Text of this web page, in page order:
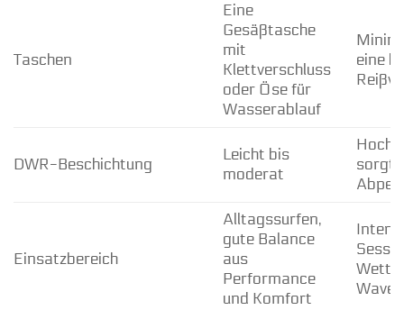
Taschen
Eine
Gesäßtasche
mit
Klettverschluss
oder Öse für
Wasserablauf
eine
DWR-Beschichtung
Leicht bis
moderat
sorgt
Einsatzbereich
Alltagssurfen,
gute Balance
aus
Performance
und Komfort
Wave